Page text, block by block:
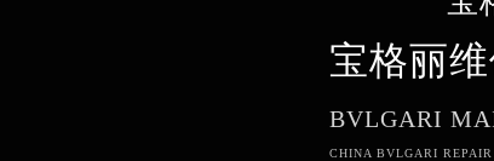
宝格丽
BVLGARI
CHINA BVLGARI